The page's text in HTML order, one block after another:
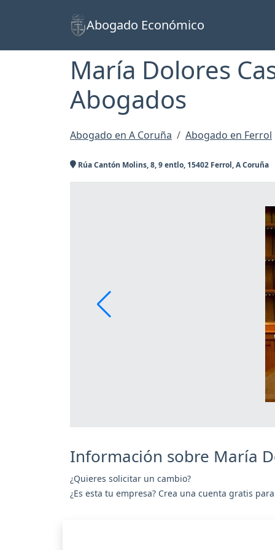
Abogado Económico
María Dolores
Abogados
Abogado en A Coruña Abogado en Ferrol
Rúa Cantón Molins, 8, 9 entlo, 15402 Ferrol, A Coruña
Información sobre María
¿Quieres solicitar un cambio?
¿Es esta tu empresa? Crea una cuenta gratis